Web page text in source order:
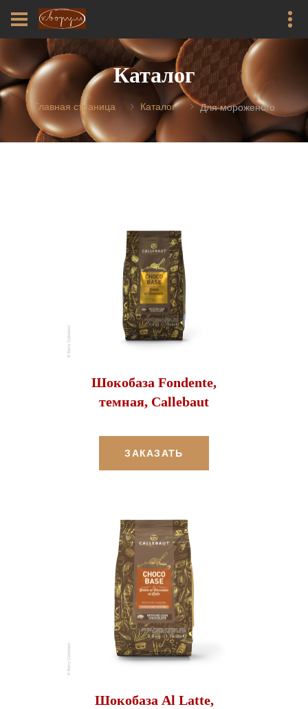
Каталог
Главная страница Каталог Для мороженого
Шокобаза Fondente,
темная, Callebaut
ЗАКАЗАТЬ
Шокобаза Al Latte,